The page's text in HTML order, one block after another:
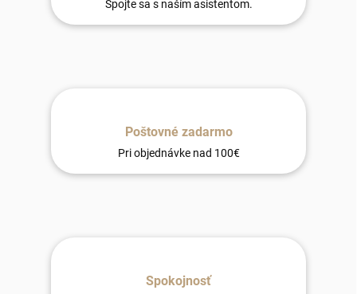
Spojte sa s naším asistentom.
Poštovné zadarmo
Pri objednávke nad 100€
Spokojnosť